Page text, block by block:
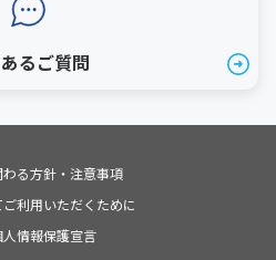
るご質問
る方針・注意事項
利用いただくために
人情報保護宣言